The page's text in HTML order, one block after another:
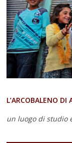
L’ARCOBALENO DI
un luogo di studio